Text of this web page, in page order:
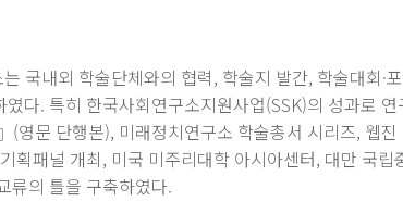
국내외 학술단체와의 협력, 학술지 발간, 학술대회·
였다. 특히 한국사회연구소지원사업(SSK)의 성과
영문 단행본), 미래정치연구소 학술총서 시리즈, 웹
획패널 개최, 미국 미주리대학 아시아센터, 대만 국
류의 틀을 구축하였다.